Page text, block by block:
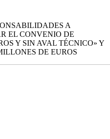
A
EL CONVENIO DE
Y SIN AVAL TÉCNICO» Y
DE EUROS